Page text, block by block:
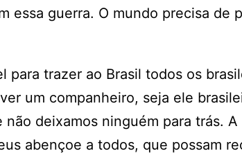
essa guerra. O mundo precisa de
trazer ao Brasil todos os
um companheiro, seja ele
deixamos ninguém para trás.
abençoe a todos, que possam